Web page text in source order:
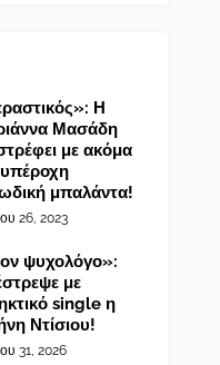
Η
Μασάδη
με ακόμα
υπέροχη
μπαλάντα!
26, 2023
ψυχολόγο»:
με
single η
Ντίσιου!
31, 2026